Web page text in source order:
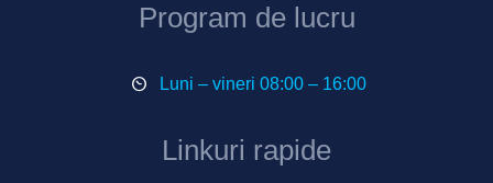
Program de lucru
Luni – vineri 08:00 – 16:00
Linkuri rapide